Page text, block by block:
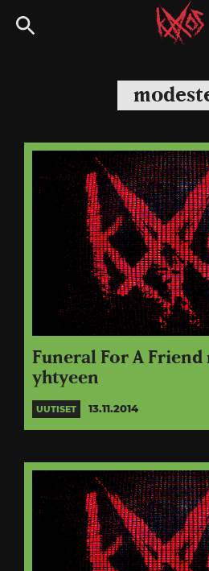
Siirry
suoraan
Funeral For A
yhtyeen
UUTISET 13.11.2014